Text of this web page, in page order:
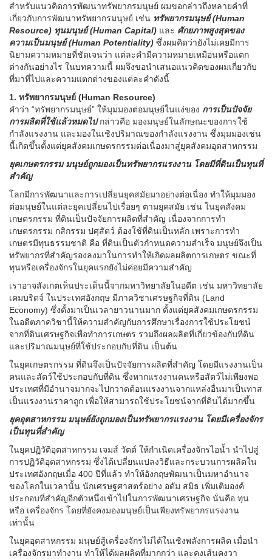
สำหรับแนวคิดการพัฒนาทรัพยากรมนุษย์ ผมขอกล่าวถึงหลายคำที่
เกี่ยวกับการพัฒนาทรัพยากรมนุษย์ เช่น ทรัพยากรมนุษย์ (Human
Resource) ทุนมนุษย์ (Human Capital) และ ศักยภาพสูงสุดของ
ความเป็นมนุษย์ (Human Potentiality) ซึ่งผมคิดว่ายังไม่เคยมีการ
นิยามความหมายที่ชัดเจนว่า แต่ละคำมีความหมายเหมือนหรือแตก
ต่างกันอย่างไร ในบทความนี้ ผมจึงขอนำเสนอแนวคิดของผมเกี่ยวกับ
ที่มาที่ไปและความแตกต่างของแต่ละคำดังนี้
1. ทรัพยากรมนุษย์ (Human Resource)
คำว่า “ทรัพยากรมนุษย์” ให้มุมมองต่อมนุษย์ในแง่ของ การเป็นปัจจัย
การผลิตที่ใช้แล้วหมดไปกล่าวคือ มองมนุษย์ในลักษณะของการใช้
กำลังแรงงาน และมองในเชิงปริมาณของกำลังแรงงาน ซึ่งมุมมองเช่น
นี้เกิดขึ้นตั้งแต่ยุคสังคมเกษตรกรรมต่อเนื่องมาสู่ยุคสังคมอุตสาหกรรม
ยุคเกษตรกรรม มนุษย์ถูกมองเป็นทรัพยากรแรงงาน โดยมีที่ดินเป็นทุนที่
สำคัญ
โลกมีการพัฒนาและการเปลี่ยนยุคสมัยมาอย่างต่อเนื่อง ทำให้มุมมอง
ต่อมนุษย์ในแต่ละยุคเปลี่ยนไปเรื่อยๆ ตามยุคสมัย เช่น ในยุคสังคม
เกษตรกรรม ที่ดินเป็นปัจจัยการผลิตที่สำคัญ เนื่องจากการทำ
เกษตรกรรม กสิกรรม ปศุสัตว์ ต้องใช้ที่ดินเป็นหลัก เพราะการทำ
เกษตรมีทุนธรรมชาติ คือ ที่ดินเป็นตัวกำหนดความสำเร็จ มนุษย์จึงเป็น
ทรัพยากรที่สำคัญรองลงมาในการทำให้เกิดผลผลิตการเกษตร ขณะที่
ทุนหรือเครื่องจักรในยุคแรกยังไม่ค่อยมีความสำคัญ
เราอาจสังเกตเห็นประเด็นนี้จากมหาวิทยาลัยในอดีต เช่น มหาวิทยาลัย
เคมบริดจ์ ในประเทศอังกฤษ มีภาควิชาเศรษฐกิจที่ดิน (Land
Economy) ซึ่งตั้งมาเป็นเวลายาวนานมาก ตั้งแต่ยุคสังคมเกษตรกรรม
ในอดีตภาควิชานี้ให้ความสำคัญกับการศึกษาเรื่องการใช้ประโยชน์
จากที่ดินเศรษฐกิจเพื่อทำการเกษตร รวมถึงผลผลิตที่เกี่ยวข้องกับที่ดิน
และปริมาณมนุษย์ที่ใช้ประกอบกับที่ดิน เป็นต้น
ในยุคเกษตรกรรม ที่ดินจึงเป็นปัจจัยการผลิตที่สำคัญ โดยมีแรงงานเป็น
คนและสัตว์ใช้ประกอบกับที่ดิน ซึ่งหากแรงงานคนหรือสัตว์ไม่เพียงพอ
ประเทศที่มีอำนาจมากจะไปกวาดต้อนแรงงานจากแหล่งอื่นมาเป็นทาส
เป็นแรงงานราคาถูก เพื่อให้สามารถใช้ประโยชน์จากที่ดินได้มากขึ้น
ยุคอุตสาหกรรม มนุษย์ยังถูกมองเป็นทรัพยากรแรงงาน โดยมีเครื่องจักร
เป็นทุนที่สำคัญ
ในยุคปฏิวัติอุตสาหกรรม เจมส์ วัตต์ ให้กำเนิดเครื่องจักรไอน้ำ นำไปสู่
การปฏิวัติอุตสาหกรรม ซึ่งได้เปลี่ยนแปลงวิธีและกระบวนการผลิตใน
ประเทศอังกฤษเมื่อ 400 ปีที่แล้ว ทำให้อังกฤษพัฒนาเป็นมหาอำนาจ
ของโลกในเวลานั้น นักเศรษฐศาสตร์อย่าง อดัม สมิธ เพิ่มเติมองค์
ประกอบที่สำคัญอีกตัวหนึ่งเข้าไปในการพัฒนาเศรษฐกิจ นั่นคือ ทุน
หรือ เครื่องจักร โดยที่ยังคงมองมนุษย์เป็นเพียงทรัพยากรแรงงาน
เท่านั้น
ในยุคอุตสาหกรรม มนุษย์สู้เครื่องจักรไม่ได้ในเชิงพลังการผลิต เมื่อนำ
เครื่องจักรมาทำงาน ทำให้ได้ผลผลิตที่มากกว่า และคงเส้นคงวา